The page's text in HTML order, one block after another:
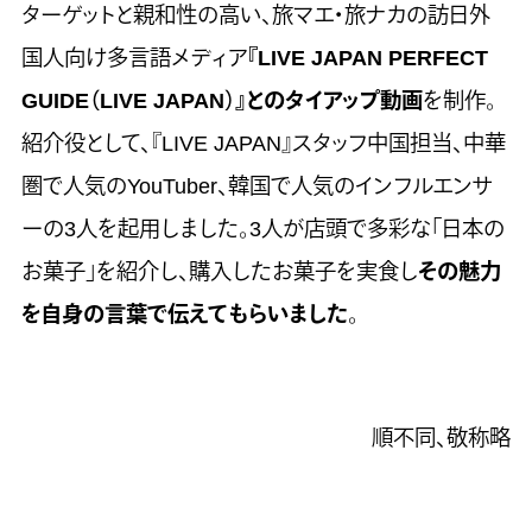
ターゲットと親和性の高い、旅マエ・旅ナカの訪日外
国人向け多言語メディア『LIVE JAPAN PERFECT
GUIDE（LIVE JAPAN）』とのタイアップ動画を制作。
紹介役として、『LIVE JAPAN』スタッフ中国担当、中華
圏で人気のYouTuber、韓国で人気のインフルエンサ
ーの3人を起用しました。3人が店頭で多彩な「日本の
お菓子」を紹介し、購入したお菓子を実食しその魅力
を自身の言葉で伝えてもらいました。
順不同、敬称略